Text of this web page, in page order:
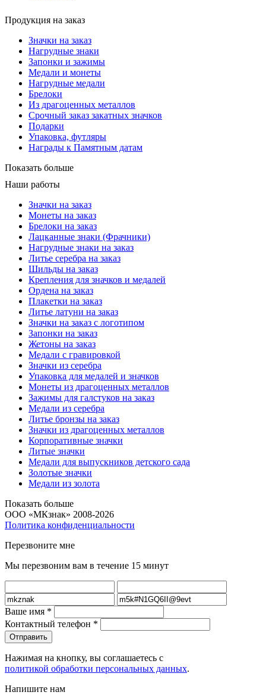
Продукция на заказ
Значки на заказ
Нагрудные знаки
Запонки и зажимы
Медали и монеты
Нагрудные медали
Брелоки
Из драгоценных металлов
Срочный заказ закатных значков
Подарки
Упаковка, футляры
Награды к Памятным датам
Показать больше
Наши работы
Значки на заказ
Монеты на заказ
Брелоки на заказ
Лацканные знаки (Фрачники)
Нагрудные знаки на заказ
Литье серебра на заказ
Шильды на заказ
Крепления для значков и медалей
Ордена на заказ
Плакетки на заказ
Литье латуни на заказ
Значки на заказ с логотипом
Запонки на заказ
Жетоны на заказ
Медали с гравировкой
Значки из серебра
Упаковка для медалей и значков
Монеты из драгоценных металлов
Зажимы для галстуков на заказ
Медали из серебра
Литье бронзы на заказ
Значки из драгоценных металлов
Корпоративные значки
Литые значки
Медали для выпускников детского сада
Золотые значки
Медали из золота
Показать больше
ООО «МКзнак» 2008-2026
Политика конфиденциальности
Перезвоните мне
Мы перезвоним вам в течение 15 минут
Ваше имя *
Контактный телефон *
Нажимая на кнопку, вы соглашаетесь с
политикой обработки персональных данных.
Напишите нам